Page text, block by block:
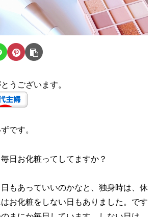
うございます。
です。
日お化粧ってしてますか？
もあっていいのかなと、独身時は、休
お化粧をしない日もありました。です